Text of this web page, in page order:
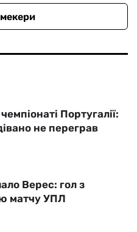
Португалії:
не переграв
Верес: гол з
матчу УПЛ